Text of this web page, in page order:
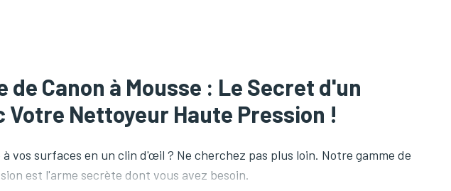
Canon à Mousse : Le Secret d'un
Nettoyeur Haute Pression !
vos surfaces en un clin d'œil ? Ne cherchez pas plus loin. Notre gamme de
est l'arme secrète dont vous avez besoin.